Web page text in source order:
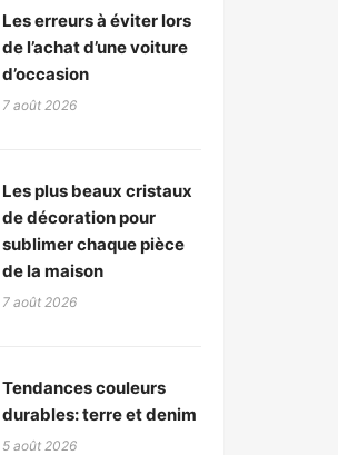
Les erreurs à éviter lors
de l’achat d’une voiture
d’occasion
7 août 2026
Les plus beaux cristaux
de décoration pour
sublimer chaque pièce
de la maison
7 août 2026
Tendances couleurs
durables: terre et denim
5 août 2026